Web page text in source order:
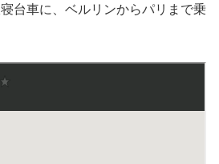
台車に、ベルリンからパリまで乗